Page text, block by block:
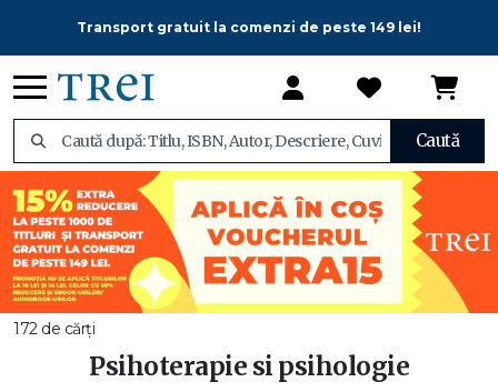
Transport gratuit la comenzi de peste 149 lei!
Caută
172 de cărți
Psihoterapie si psihologie